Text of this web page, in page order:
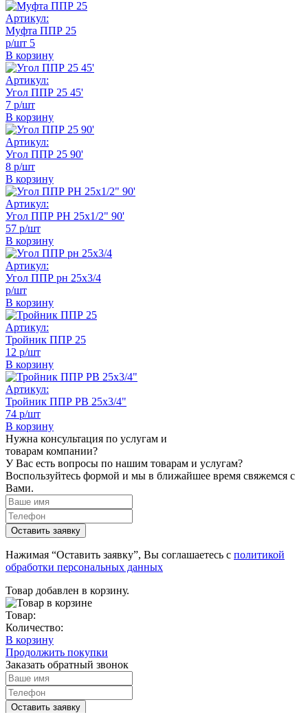
Артикул:
Муфта ППР 25
р/шт 5
В корзину
Артикул:
Угол ППР 25 45'
7 р/шт
В корзину
Артикул:
Угол ППР 25 90'
8 р/шт
В корзину
Артикул:
Угол ППР РН 25х1/2" 90'
57 р/шт
В корзину
Артикул:
Угол ППР рн 25х3/4
р/шт
В корзину
Артикул:
Тройник ППР 25
12 р/шт
В корзину
Артикул:
Тройник ППР РВ 25х3/4"
74 р/шт
В корзину
Нужна консультация по услугам и
товарам компании?
У Вас есть вопросы по нашим товарам и услугам?
Воспользуйтесь формой и мы в ближайшее время свяжемся с
Вами.
Нажимая “Оставить заявку”, Вы соглашаетесь с политикой
обработки персональных данных
Товар добавлен в корзину.
Товар:
Количество:
В корзину
Продолжить покупки
Заказать обратный звонок